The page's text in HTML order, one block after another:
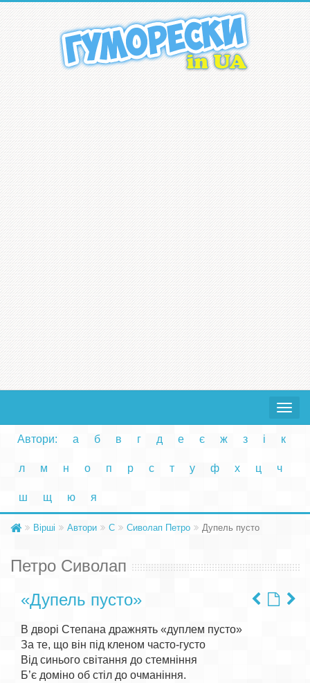
Toggle
Автори: а б в г д е є ж з і к
л м н о п р с т у ф х ц ч
ш щ ю я
Вірші Автори С Сиволап Петро Дупель пусто
Петро Сиволап
«Дупель пусто»
В дворі Степана дражнять «дуплем пусто»
За те, що він під кленом часто-густо
Від синього світання до стемніння
Б’є доміно об стіл до очманіння.